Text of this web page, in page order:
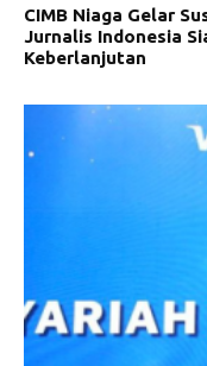
CIMB Niaga Gelar
Jurnalis Indonesia
Keberlanjutan